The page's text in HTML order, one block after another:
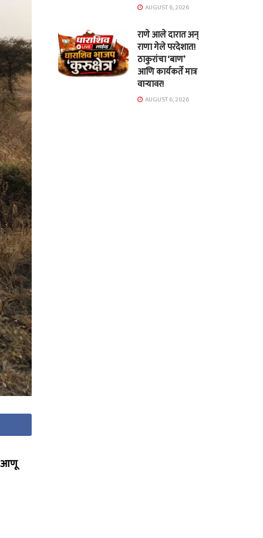
आणू
AUGUST 6, 2026
राणे आले दारात अन्
राणा गेले परदेशात!
ठाकुरांचा ‘बाण’
आणि कार्यकर्ते मात्र
वाऱ्यावर!
AUGUST 6, 2026